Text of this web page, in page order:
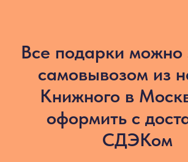
Все подарки можно
самовывозом из
Книжного в
оформить с
СДЭКом